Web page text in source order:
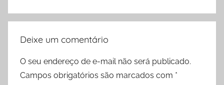
Deixe um comentário
O seu endereço de e-mail não será publicado.
Campos obrigatórios são marcados com *